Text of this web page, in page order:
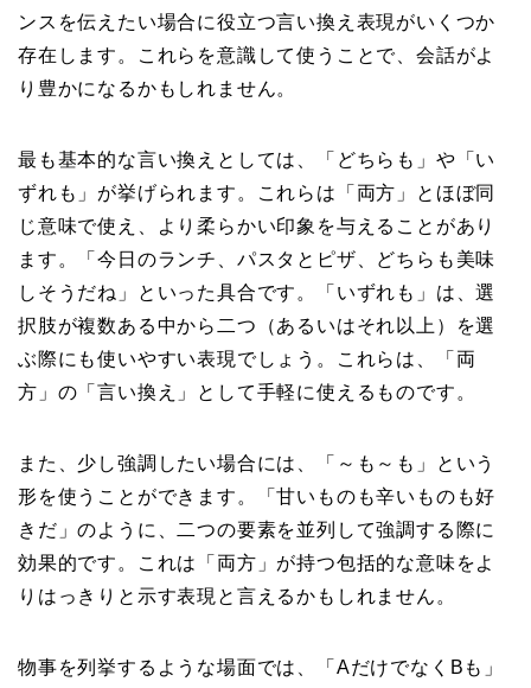
ンスを伝えたい場合に役立つ言い換え表現がいくつか
存在します。これらを意識して使うことで、会話がよ
り豊かになるかもしれません。
最も基本的な言い換えとしては、「どちらも」や「い
ずれも」が挙げられます。これらは「両方」とほぼ同
じ意味で使え、より柔らかい印象を与えることがあり
ます。「今日のランチ、パスタとピザ、どちらも美味
しそうだね」といった具合です。「いずれも」は、選
択肢が複数ある中から二つ（あるいはそれ以上）を選
ぶ際にも使いやすい表現でしょう。これらは、「両
方」の「言い換え」として手軽に使えるものです。
また、少し強調したい場合には、「～も～も」という
形を使うことができます。「甘いものも辛いものも好
きだ」のように、二つの要素を並列して強調する際に
効果的です。これは「両方」が持つ包括的な意味をよ
りはっきりと示す表現と言えるかもしれません。
物事を列挙するような場面では、「AだけでなくBも」